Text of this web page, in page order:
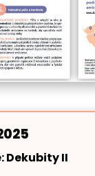
Dekubity II